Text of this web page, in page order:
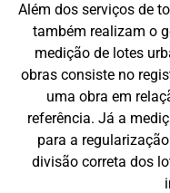
Além dos serviços de
também realizam o
medição de lotes
obras consiste no
uma obra em
referência. Já a
para a
divisão correta dos